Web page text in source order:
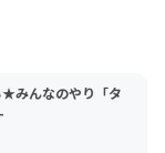
みんなのやり「タ